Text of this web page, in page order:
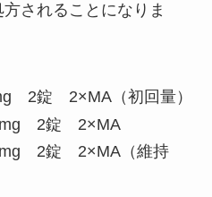
されることになりま
2錠 2×MA（初回量）
2錠 2×MA
2錠 2×MA（維持